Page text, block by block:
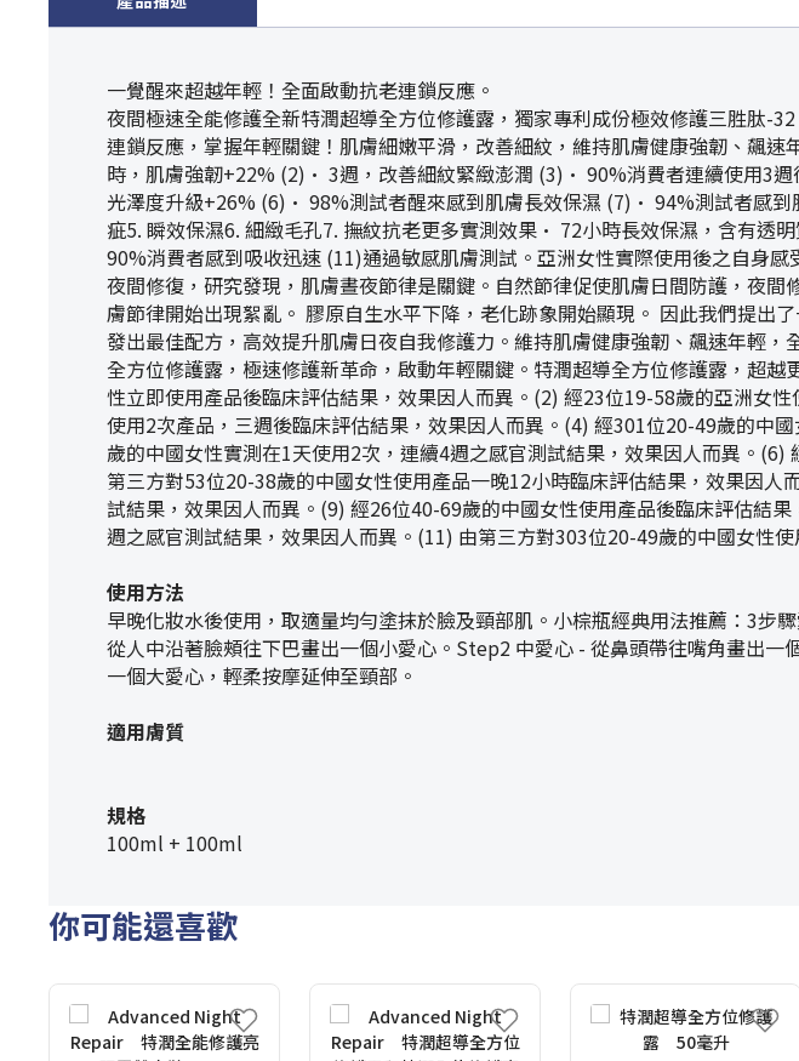
一覺醒來超越年輕！全面啟動抗老連鎖反應。
夜間極速全能修護全新特潤超導全方位修護露，獨家專利成份極效修護三胜肽-
連鎖反應，掌握年輕關鍵！肌膚細嫩平滑，改善細紋，維持肌膚健康強韌、飆
時，肌膚強韌+22% (2)• 3週，改善細紋緊緻澎潤 (3)• 90%消費者連續使用3
光澤度升級+26% (6)• 98%測試者醒來感到肌膚長效保濕 (7)• 94%測試者感
疵5. 瞬效保濕6. 細緻毛孔7. 撫紋抗老更多實測效果• 72小時長效保濕，含有
90%消費者感到吸收迅速 (11)通過敏感肌膚測試。亞洲女性實際使用後之自身
夜間修復，研究發現，肌膚晝夜節律是關鍵。自然節律促使肌膚日間防護，夜
膚節律開始出現絮亂。 膠原自生水平下降，老化跡象開始顯現。 因此我們提出
發出最佳配方，高效提升肌膚日夜自我修護力。維持肌膚健康強韌、飆速年輕
全方位修護露，極速修護新革命，啟動年輕關鍵。特潤超導全方位修護露，超
性立即使用產品後臨床評估結果，效果因人而異。(2) 經23位19-58歲的亞洲女
使用2次產品，三週後臨床評估結果，效果因人而異。(4) 經301位20-49歲的中
歲的中國女性實測在1天使用2次，連續4週之感官測試結果，效果因人而異。
第三方對53位20-38歲的中國女性使用產品一晚12小時臨床評估結果，效果因
試結果，效果因人而異。(9) 經26位40-69歲的中國女性使用產品後臨床評估結
週之感官測試結果，效果因人而異。(11) 由第三方對303位20-49歲的中國女性
使用方法
早晚化妝水後使用，取適量均勻塗抹於臉及頸部肌。小棕瓶經典用法推薦：3步
從人中沿著臉頰往下巴畫出一個小愛心。Step2 中愛心 - 從鼻頭帶往嘴角畫出
一個大愛心，輕柔按摩延伸至頸部。
適用膚質
規格
100ml + 100ml
你可能還喜歡